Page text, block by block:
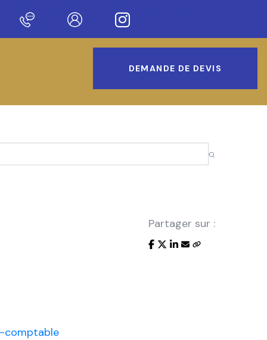
sur notre nouveau site !
DEMANDE DE DEVIS
Partager sur :
comptable